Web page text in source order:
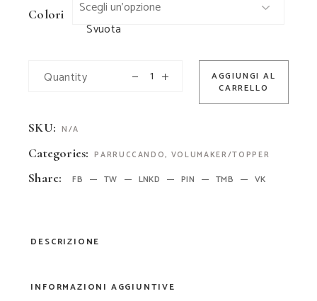
Colori
Svuota
Quantity
AGGIUNGI AL
CARRELLO
SKU: N/A
Categories: PARRUCCANDO, VOLUMAKER/TOPPER
Share: FB TW LNKD PIN TMB VK
DESCRIZIONE
INFORMAZIONI AGGIUNTIVE